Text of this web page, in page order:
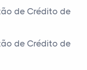
de Crédito de
de Crédito de